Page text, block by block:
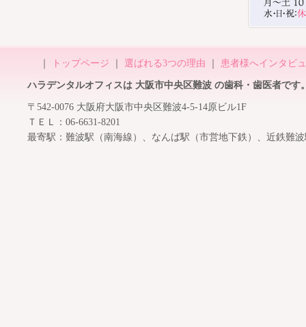
トップページ 選ばれる3つの理由 患者様へインタビ
ハラデンタルオフィスは 大阪市中央区難波 の歯科・歯医者です
〒542-0076 大阪府大阪市中央区難波4-5-14原ビル1F
ＴＥＬ：06-6631-8201
最寄駅：難波駅（南海線）、なんば駅（市営地下鉄）、近鉄難